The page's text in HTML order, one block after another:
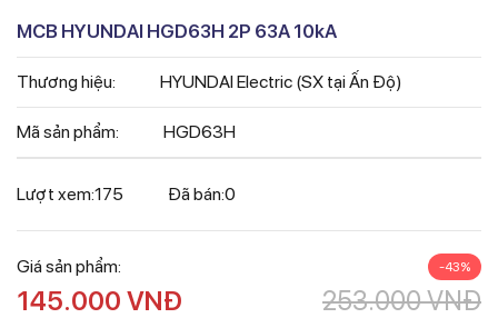
MCB HYUNDAI HGD63H 2P 63A 10kA
Thương hiệu: HYUNDAI Electric (SX tại Ấn Độ)
Mã sản phẩm: HGD63H
Lượt xem:175 Đã bán:0
Giá sản phẩm: -43%
253.000VNĐ
145.000 VNĐ